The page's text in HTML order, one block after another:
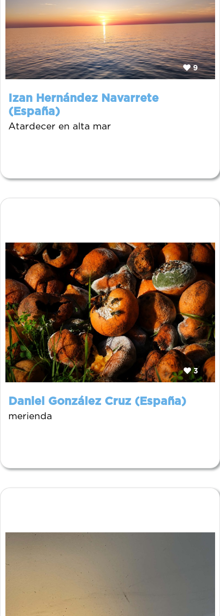
9
Izan Hernández Navarrete
(España)
Atardecer en alta mar
3
Daniel González Cruz (España)
merienda